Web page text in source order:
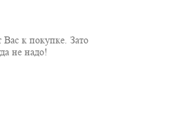
Вас к покупке. Зато
не надо!